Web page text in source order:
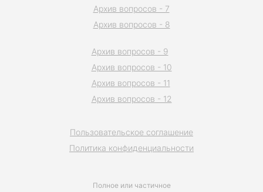
Полное или частичное
Пользовательское соглашение
Политика конфиденциальности
Архив вопросов - 7
Архив вопросов - 8
Архив вопросов - 9
Архив вопросов - 10
Архив вопросов - 11
Архив вопросов - 12